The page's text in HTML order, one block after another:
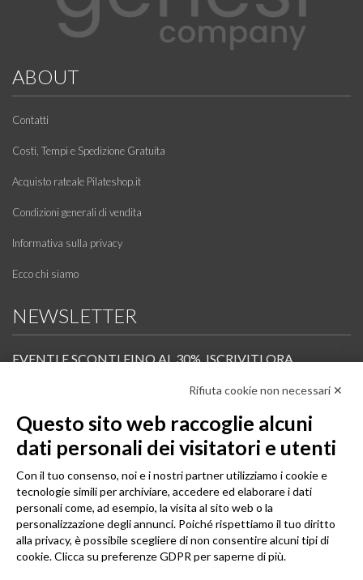
ABOUT
Contatti
Costi, Tempi e Spedizione Gratuita
Acquisto rateale Pilateshop.it
Condizioni generali di vendita
Informativa sulla privacy
Ecco chi siamo
NEWSLETTER
EVENTI E SCONTI FINO AL 30%. ISCRIVITI ORA.
Scopri in anteprima i nuovi prodotti, le promozioni riservate ai professionisti e resta
Iscrivi alla Newsletter
SEGUICI
Rifiuta cookie non necessari ✕
Questo sito web raccoglie alcuni
dati personali dei visitatori e utenti
Con il tuo consenso, noi e i nostri partner utilizziamo i cookie e
tecnologie simili per archiviare, accedere ed elaborare i dati
personali come, ad esempio, la visita al sito web o la
personalizzazione degli annunci. Poiché rispettiamo il tuo diritto
alla privacy, è possibile scegliere di non consentire alcuni tipi di
cookie. Clicca su preferenze GDPR per saperne di più.